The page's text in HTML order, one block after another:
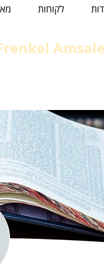
לקוחות